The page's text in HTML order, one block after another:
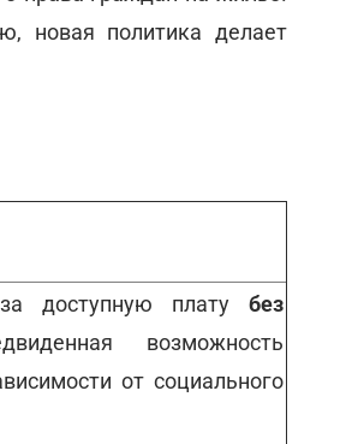
новая политика делает
доступную плату без
возможность
от социального